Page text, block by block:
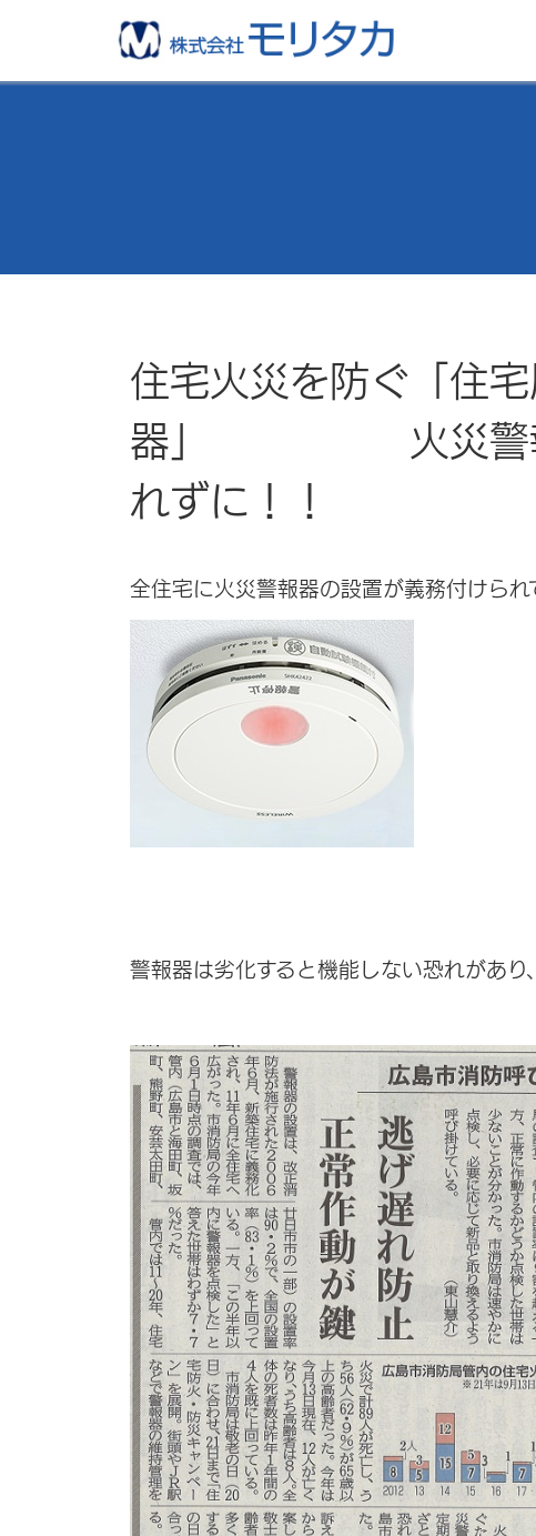
住宅火災を防ぐ「住
器」 火災警報器
れずに！！
全住宅に火災警報器の設置が義務付けられ
警報器は劣化すると機能しない恐れがあり